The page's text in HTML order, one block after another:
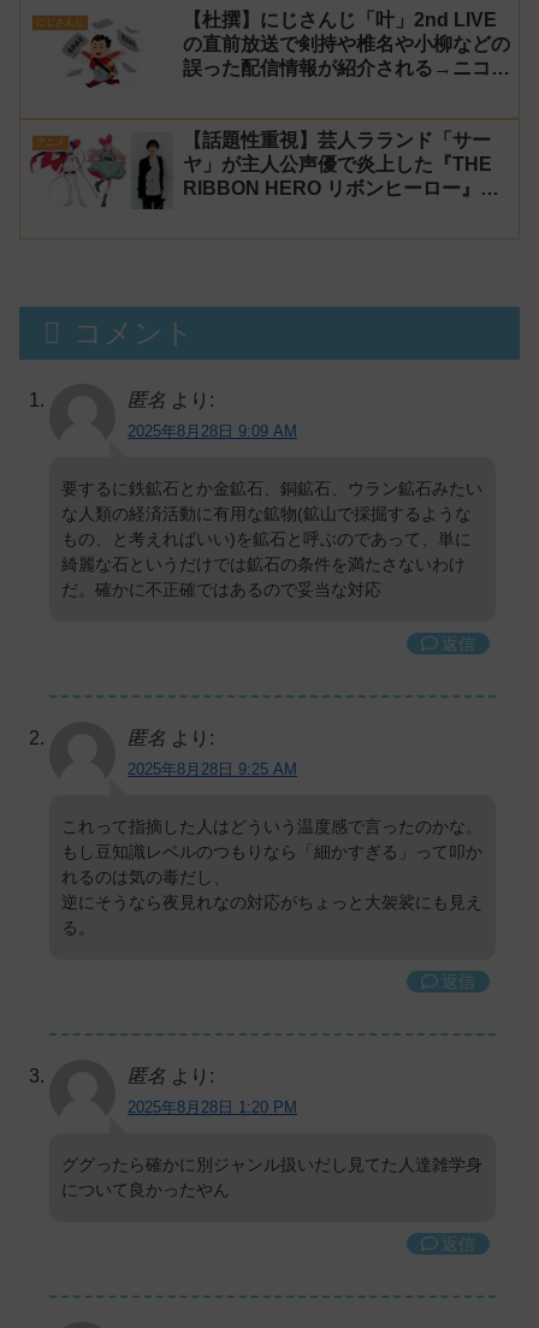
にじさんじ
【杜撰】にじさんじ「叶」2nd LIVE
の直前放送で剣持や椎名や小柳などの
誤った配信情報が紹介される→ニコニ
【生成AI?】
アニメ
【話題性重視】芸人ラランド「サー
ヤ」が主人公声優で炎上した『THE
RIBBON HERO リボンヒーロー』に
ンルン」「でびでび・でびる」が出
コメント
匿名 より:
2025年8月28日 9:09 AM
要するに鉄鉱石とか金鉱石、銅鉱石、ウラン鉱石みたい
な人類の経済活動に有用な鉱物(鉱山で採掘するような
もの、と考えればいい)を鉱石と呼ぶのであって、単に
綺麗な石というだけでは鉱石の条件を満たさないわけ
だ。確かに不正確ではあるので妥当な対応
返信
匿名 より:
2025年8月28日 9:25 AM
これって指摘した人はどういう温度感で言ったのかな。
もし豆知識レベルのつもりなら「細かすぎる」って叩か
れるのは気の毒だし、
逆にそうなら夜見れなの対応がちょっと大袈裟にも見え
る。
返信
匿名 より:
2025年8月28日 1:20 PM
ググったら確かに別ジャンル扱いだし見てた人達雑学身
について良かったやん
返信